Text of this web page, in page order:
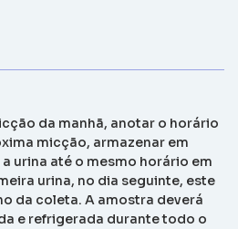
da manhã, anotar o horário
micção, armazenar em
urina até o mesmo horário em
urina, no dia seguinte, este
da coleta. A amostra deverá
e refrigerada durante todo o